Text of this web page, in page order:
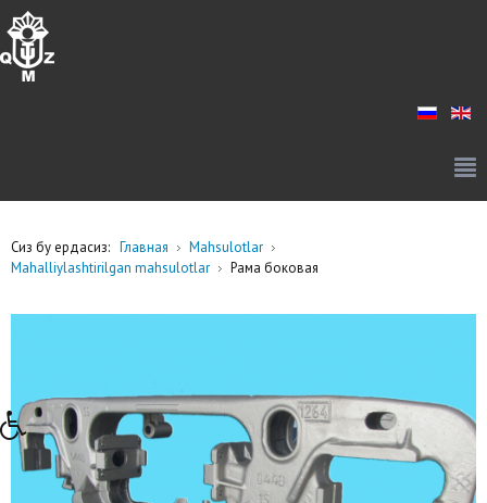
Сиз бу ердасиз: Главная
Mahsulotlar
Mahalliylashtirilgan mahsulotlar
Рама боковая